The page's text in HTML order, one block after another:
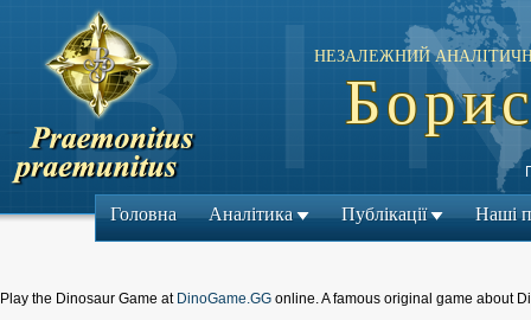
НЕЗАЛЕЖНИЙ
Головна Аналітика Публікації Наші
Play the Dinosaur Game at DinoGame.GG online. A famous original game about